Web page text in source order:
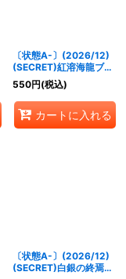
〔状態A-〕(2026/12)
(SECRET)紅溶海龍ブレ
イジオン【X-SEC】
{BS75-X02}《赤》
550円(税込)
カートに入れる
〔状態A-〕(2026/12)
(SECRET)白銀の終焉騎